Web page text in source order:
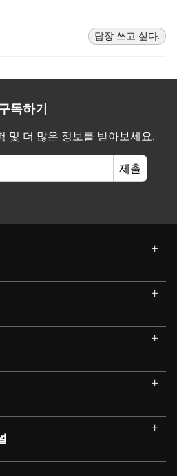
답장 쓰고 싶다.
독하기
및 더 많은 정보를 받아보세요.
제출